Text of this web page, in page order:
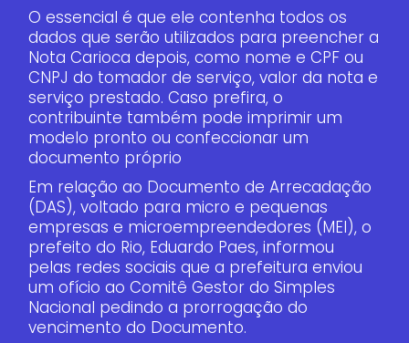
O essencial é que ele contenha todos os
dados que serão utilizados para preencher a
Nota Carioca depois, como nome e CPF ou
CNPJ do tomador de serviço, valor da nota e
serviço prestado. Caso prefira, o
contribuinte também pode imprimir um
modelo pronto ou confeccionar um
documento próprio
Em relação ao Documento de Arrecadação
(DAS), voltado para micro e pequenas
empresas e microempreendedores (MEI), o
prefeito do Rio, Eduardo Paes, informou
pelas redes sociais que a prefeitura enviou
um ofício ao Comitê Gestor do Simples
Nacional pedindo a prorrogação do
vencimento do Documento.